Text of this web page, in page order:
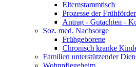
Elternstammtisch
Prozesse der
Antrag - Gutachten -
Soz. med. Nachsorge
Frühgeborene
Chronisch kranke
Familien unterstützender
Wohnpflegeheim